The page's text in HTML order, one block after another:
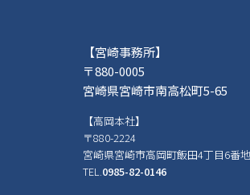
【宮崎事務所】
〒880-0005
宮崎県宮崎市南高松町5-65
【高岡本社】
〒880-2224
宮崎県宮崎市高岡町飯田4丁目6番
TEL. 0985-82-0146